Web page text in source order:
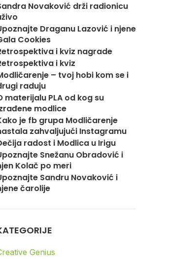
Novaković drži radionicu
Draganu Lazović i njene
Cookies
i kviz nagrade
i kviz
– tvoj hobi kom se i
raduju
materijalu PLA od kog su
modlice
je fb grupa Modličarenje
zahvaljujući Instagramu
radost i Modlica u Irigu
Snežanu Obradović i
Kolač po meri
Sandru Novaković i
čarolije
Genius